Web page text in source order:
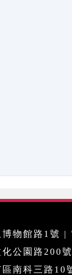
物館路1號 |
公園路200
南科三路